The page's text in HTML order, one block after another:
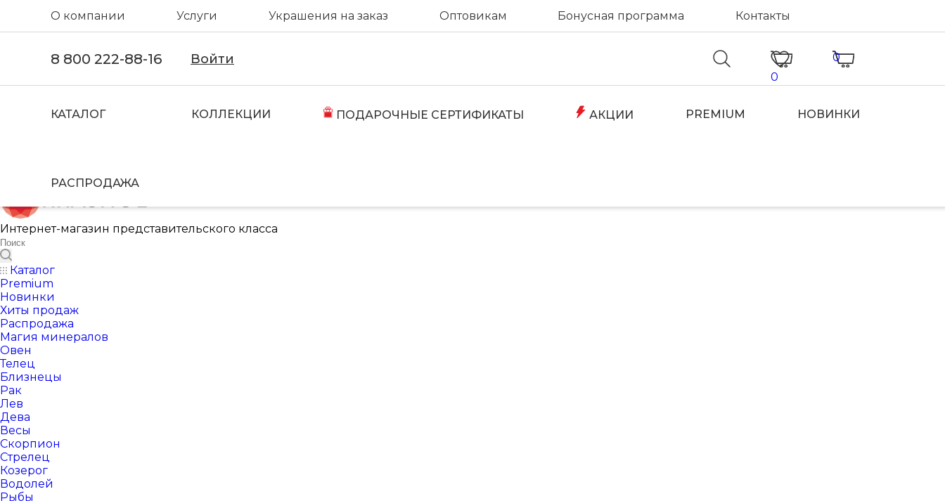
О компании Услуги Украшения на заказ Оптовикам Бонусная программа Контакты
8 800 222-88-16 Войти
0
0
КАТАЛОГ КОЛЛЕКЦИИ ПОДАРОЧНЫЕ СЕРТИФИКАТЫ АКЦИИ PREMIUM НОВИНКИ
РАСПРОДАЖА
Интернет-магазин представительского класса
Каталог
Premium
Новинки
Хиты продаж
Распродажа
Магия минералов
Овен
Телец
Близнецы
Рак
Лев
Дева
Весы
Скорпион
Стрелец
Козерог
Водолей
Рыбы